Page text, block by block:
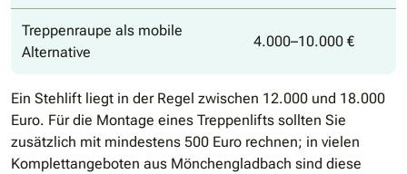
Treppenraupe als mobile
Alternative
4.000–10.000 €
Ein Stehlift liegt in der Regel zwischen 12.000 und 18.000
Euro. Für die Montage eines Treppenlifts sollten Sie
zusätzlich mit mindestens 500 Euro rechnen; in vielen
Komplettangeboten aus Mönchengladbach sind diese